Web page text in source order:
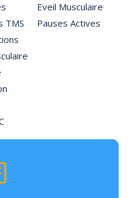
TMS
Eveil Musculaire
Pauses Actives